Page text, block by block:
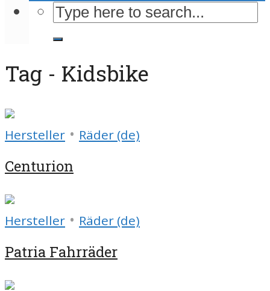
Tag - Kidsbike
Hersteller • Räder (de)
Centurion
Hersteller • Räder (de)
Patria Fahrräder